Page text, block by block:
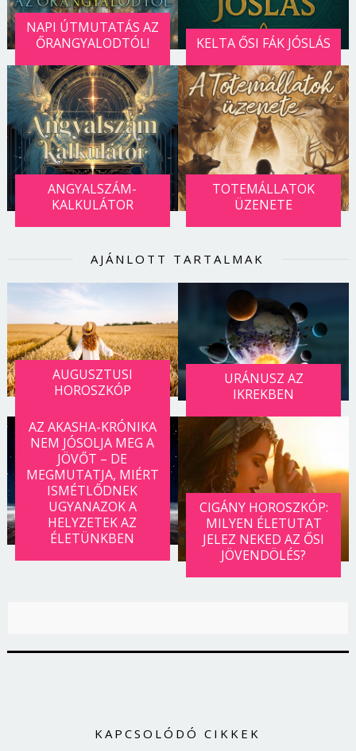
NAPI ÚTMUTATÁS AZ
ŐRANGYALODTÓL!
KELTA ŐSI FÁK JÓSLÁS
ANGYALSZÁM-
KALKULÁTOR
TOTEMÁLLATOK
ÜZENETE
AJÁNLOTT TARTALMAK
AUGUSZTUSI
HOROSZKÓP
URÁNUSZ AZ
IKREKBEN
AZ AKASHA-KRÓNIKA
NEM JÓSOLJA MEG A
JÖVŐT – DE
MEGMUTATJA, MIÉRT
ISMÉTLŐDNEK
UGYANAZOK A
HELYZETEK AZ
ÉLETÜNKBEN
CIGÁNY HOROSZKÓP:
MILYEN ÉLETUTAT
JELEZ NEKED AZ ŐSI
JÖVENDÖLÉS?
KAPCSOLÓDÓ CIKKEK